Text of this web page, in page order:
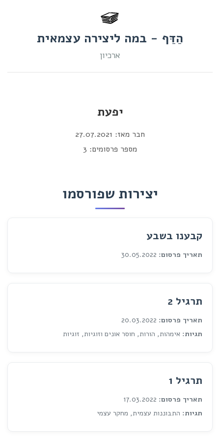
הַדַּף - במה ליצירה עצמאית
ארכיון
יפעת
חבר מאז: 27.07.2021
מספר פרסומים: 3
יצירות שפורסמו
קבענו בשבע
תאריך פרסום:
תרגיל 2
תאריך פרסום:
תגיות: אימהות, הורות, חוסר אונים וזוגיות, זוגיות
תרגיל 1
תאריך פרסום:
תגיות: התבוננות עצמית, מחקר עצמי